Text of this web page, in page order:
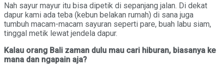
Nah sayur mayur itu bisa dipetik di sepanjang jalan. Di dekat
dapur kami ada teba (kebun belakan rumah) di sana juga
tumbuh macam-macam sayuran seperti pare, buah labu siam,
tinggal metik lewat jendela dapur.
Kalau orang Bali zaman dulu mau cari hiburan, biasanya ke
mana dan ngapain aja?